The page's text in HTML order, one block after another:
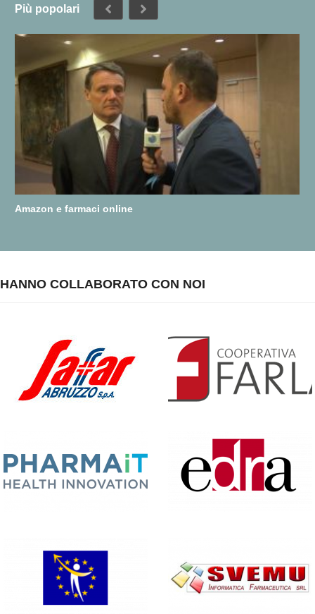
Più popolari
Amazon e farmaci online
HANNO COLLABORATO CON NOI